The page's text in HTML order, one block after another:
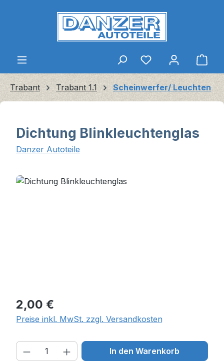
Zum Hauptinhalt springen
Trabant Trabant 1.1 Scheinwerfer/ Leuchten
Dichtung Blinkleuchtenglas
Danzer Autoteile
Bildergalerie überspringen
Regulärer Preis:
2,00 €
Preise inkl. MwSt. zzgl. Versandkosten
Produkt Anzahl: Gib den
In den Warenkorb